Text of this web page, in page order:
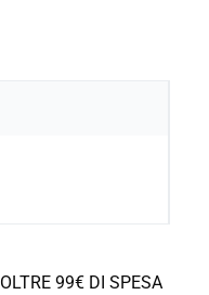
OLTRE 99€ DI SPESA